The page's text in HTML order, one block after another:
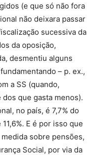
(e que só não fora
não deixara passar
sucessiva da
da oposição,
desmentiu alguns
– p. ex.,
a SS (quando,
que gasta menos).
no país, é 7,7% do
E é por isso que
sobre pensões,
Social, por via da